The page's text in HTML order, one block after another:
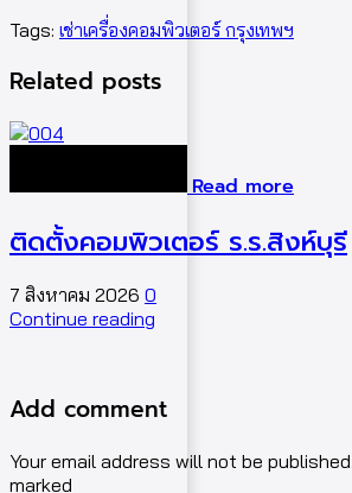
Tags: เช่าเครื่องคอมพิวเตอร์ กรุงเทพฯ
Related posts
Read more
ติดตั้งคอมพิวเตอร์ ร.ร.สิงห์บุรี
7 สิงหาคม 2026 0
Continue reading
Add comment
Your email address will not be
marked